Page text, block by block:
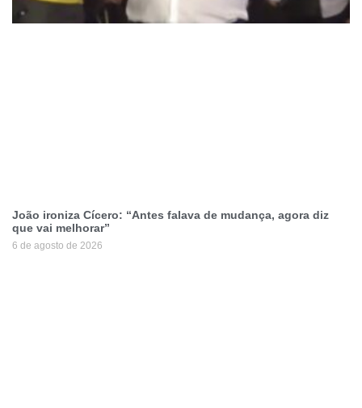
João ironiza Cícero: “Antes falava de mudança, agora diz
que vai melhorar”
6 de agosto de 2026